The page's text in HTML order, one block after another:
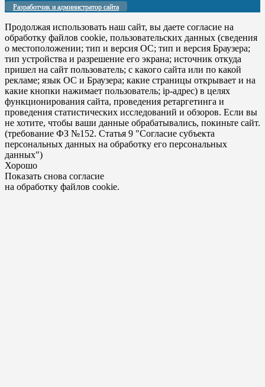
Разработчик и администратор сайта
Продолжая использовать наш сайт, вы даете согласие на
обработку файлов cookie, пользовательских данных (сведения
о местоположении; тип и версия ОС; тип и версия Браузера;
тип устройства и разрешение его экрана; источник откуда
пришел на сайт пользователь; с какого сайта или по какой
рекламе; язык ОС и Браузера; какие страницы открывает и на
какие кнопки нажимает пользователь; ip-адрес) в целях
функционирования сайта, проведения ретаргетинга и
проведения статистических исследований и обзоров. Если вы
не хотите, чтобы ваши данные обрабатывались, покиньте сайт.
(требование ФЗ №152. Статья 9 "Согласие субъекта
персональных данных на обработку его персональных
данных")
Хорошо
Показать снова согласие
на обработку файлов cookie.